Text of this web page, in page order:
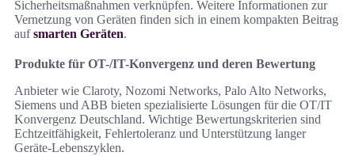
Sicherheitsmaßnahmen verknüpfen. Weitere Informationen zur
Vernetzung von Geräten finden sich in einem kompakten Beitrag
aufsmarten Geräten.
Produkte für OT-/IT-Konvergenz und deren Bewertung
Anbieter wie Claroty, Nozomi Networks, Palo Alto Networks,
Siemens und ABB bieten spezialisierte Lösungen für die OT/IT
Konvergenz Deutschland. Wichtige Bewertungskriterien sind
Echtzeitfähigkeit, Fehlertoleranz und Unterstützung langer
Geräte-Lebenszyklen.